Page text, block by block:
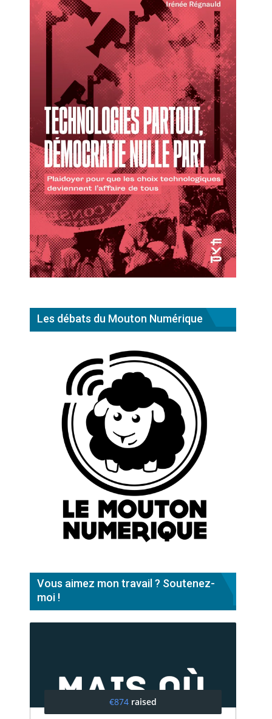
Les débats du Mouton Numérique
Vous aimez mon travail ? Soutenez-
moi !